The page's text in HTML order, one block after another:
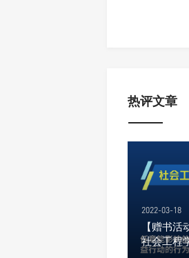
热评文章
2022-03-18
【赠书
社会工程